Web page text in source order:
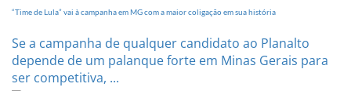
setembro
“Time de Lula” vai à campanha em MG com a maior coligação em sua história
Se a campanha de qualquer candidato ao Planalto
depende de um palanque forte em Minas Gerais para
ser competitiva, ...